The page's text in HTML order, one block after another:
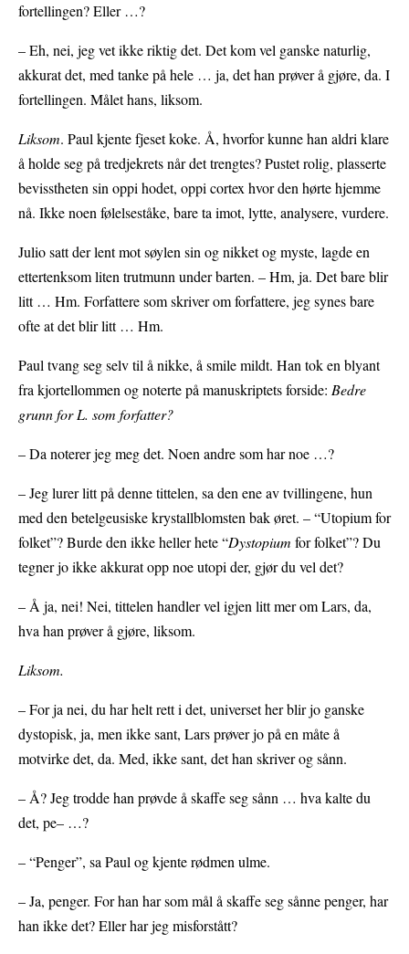
fortellingen? Eller …?
– Eh, nei, jeg vet ikke riktig det. Det kom vel ganske naturlig,
akkurat det, med tanke på hele … ja, det han prøver å gjøre, da. I
fortellingen. Målet hans, liksom.
Liksom. Paul kjente fjeset koke. Å, hvorfor kunne han aldri klare
å holde seg på tredjekrets når det trengtes? Pustet rolig, plasserte
bevisstheten sin oppi hodet, oppi cortex hvor den hørte hjemme
nå. Ikke noen følelseståke, bare ta imot, lytte, analysere, vurdere.
Julio satt der lent mot søylen sin og nikket og myste, lagde en
ettertenksom liten trutmunn under barten. – Hm, ja. Det bare blir
litt … Hm. Forfattere som skriver om forfattere, jeg synes bare
ofte at det blir litt … Hm.
Paul tvang seg selv til å nikke, å smile mildt. Han tok en blyant
fra kjortellommen og noterte på manuskriptets forside: Bedre
grunn for L. som forfatter?
– Da noterer jeg meg det. Noen andre som har noe …?
– Jeg lurer litt på denne tittelen, sa den ene av tvillingene, hun
med den betelgeusiske krystallblomsten bak øret. – “Utopium for
folket”? Burde den ikke heller hete “Dystopium for folket”? Du
tegner jo ikke akkurat opp noe utopi der, gjør du vel det?
– Å ja, nei! Nei, tittelen handler vel igjen litt mer om Lars, da,
hva han prøver å gjøre, liksom.
Liksom.
– For ja nei, du har helt rett i det, universet her blir jo ganske
dystopisk, ja, men ikke sant, Lars prøver jo på en måte å
motvirke det, da. Med, ikke sant, det han skriver og sånn.
– Å? Jeg trodde han prøvde å skaffe seg sånn … hva kalte du
det, pe– …?
– “Penger”, sa Paul og kjente rødmen ulme.
– Ja, penger. For han har som mål å skaffe seg sånne penger, har
han ikke det? Eller har jeg misforstått?